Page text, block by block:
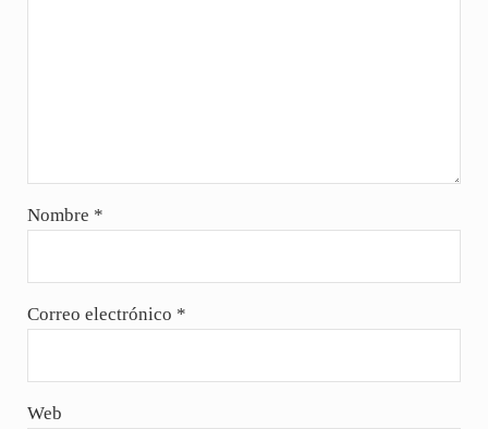
Nombre *
Correo electrónico *
Web